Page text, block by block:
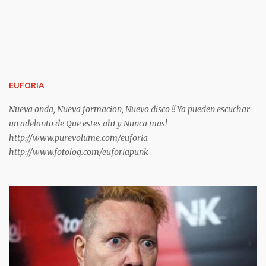
https://frasesdelavida.com/frases-de-sex-pis...
EUFORIA
Nueva onda, Nueva formacion, Nuevo disco !! Ya pueden escuchar
un adelanto de Que estes ahi y Nunca mas!
http://www.purevolume.com/euforia
http://www.fotolog.com/euforiapunk